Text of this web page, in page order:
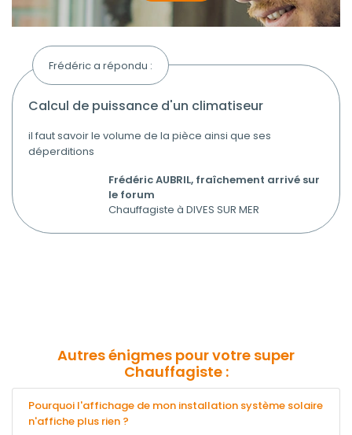
Frédéric a répondu :
calcul de puissance d'un climatiseur
il faut savoir le volume de la pièce ainsi que ses
déperditions
Frédéric AUBRIL, fraîchement arrivé sur
le forum
Chauffagiste à DIVES SUR MER
Autres énigmes pour votre super
Chauffagiste :
Pourquoi l'affichage de mon installation système solaire
n'affiche plus rien ?